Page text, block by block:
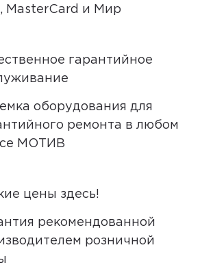
MasterCard и Мир
гарантийное
оборудования для
ремонта в любом
МОТИВ
цены здесь!
рекомендованной
розничной